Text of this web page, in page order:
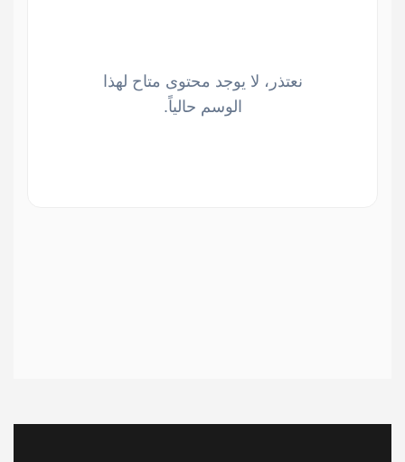
نعتذر، لا يوجد محتوى متاح لهذا
الوسم حالياً.